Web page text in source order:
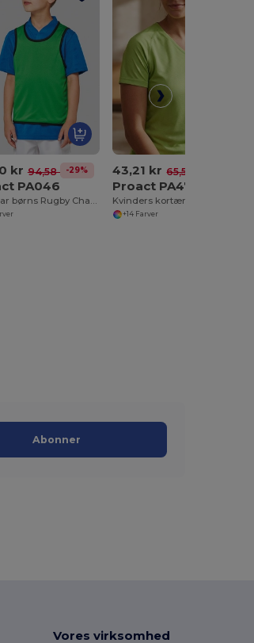
kr 94,58 kr-29%
PA046
Vendbar børns Rugby Chasuble
43,21 kr 65,55 kr
Proact PA477
+14 Farver
Abonner
Vores virksomhed